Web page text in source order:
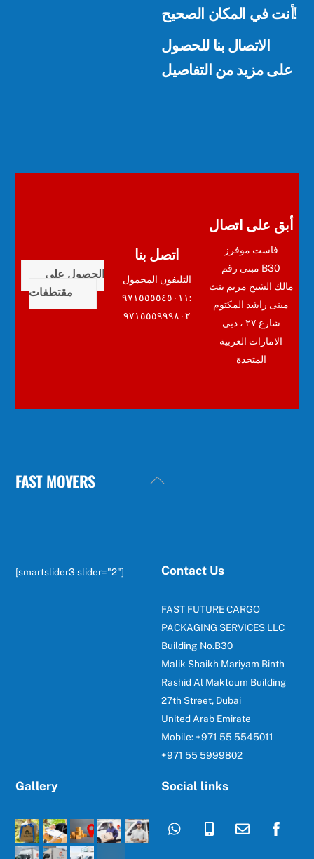
أنت في المكان الصحيح!
الاتصال بنا للحصول
على مزيد من التفاصيل
الحصول على
مقتطفات
اتصل بنا
التليفون المحمول
:٩٧١٥٥٥٥٤٥٠١١
٩٧١٥٥٥٩٩٩٨٠٢
أبق على اتصال
فاست موفرز
مبنى رقم B30
مالك الشيخ مريم بنث
مبنى راشد المكتوم
شارع ٢٧ ، دبي
الامارات العربية
المتحدة
Back
FAST MOVERS
[smartslider3 slider="2"] Contact Us
FAST FUTURE CARGO
PACKAGING SERVICES LLC
Building No.B30
Malik Shaikh Mariyam Binth
Rashid Al Maktoum Building
27th Street, Dubai
United Arab Emirate
Mobile: +971 55 5545011
+971 55 5999802
Gallery Social links